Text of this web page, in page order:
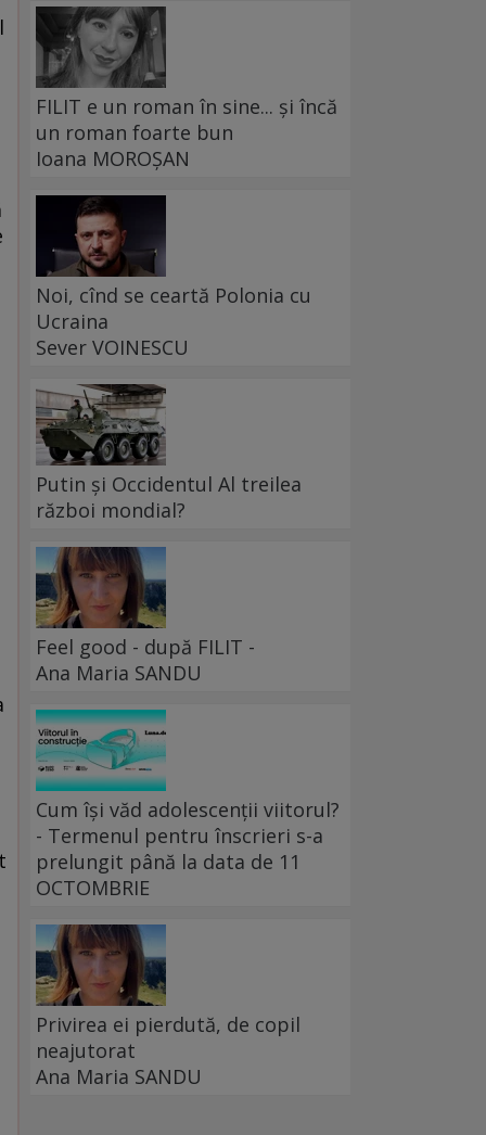
FILIT e un roman în sine... și încă
un roman foarte bun
Ioana MOROȘAN
Noi, cînd se ceartă Polonia cu
Ucraina
Sever VOINESCU
Putin și Occidentul Al treilea
război mondial?
Feel good - după FILIT -
Ana Maria SANDU
Cum își văd adolescenții viitorul?
- Termenul pentru înscrieri s-a
prelungit până la data de 11
OCTOMBRIE
Privirea ei pierdută, de copil
neajutorat
Ana Maria SANDU